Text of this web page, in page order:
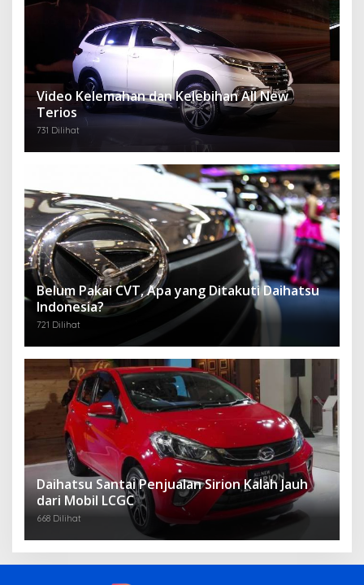
Video Kelemahan dan Kelebihan All New
Terios
731 Dilihat
Belum Pakai CVT, Apa yang Ditakuti Daihatsu
Indonesia?
721 Dilihat
Daihatsu Santai Penjualan Sirion Kalah Jauh
dari Mobil LCGC
668 Dilihat